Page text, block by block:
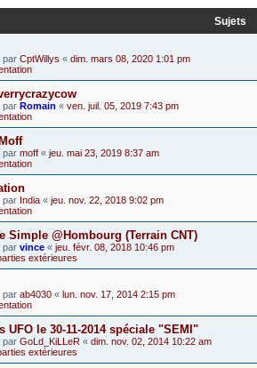
Sujets
par CptWillys « dim. mars 08, 2020 1:01 pm
par Romain « ven. juil. 05, 2019 7:43 pm
par moff « jeu. mai 23, 2019 8:37 am
par India « jeu. nov. 22, 2018 9:02 pm
Simple @Hombourg (Terrain CNT)
par vince « jeu. févr. 08, 2018 10:46 pm
extérieures
par ab4030 « lun. nov. 17, 2014 2:15 pm
UFO le 30-11-2014 spéciale "SEMI"
par GoLd_KiLLeR « dim. nov. 02, 2014 10:22 am
extérieures